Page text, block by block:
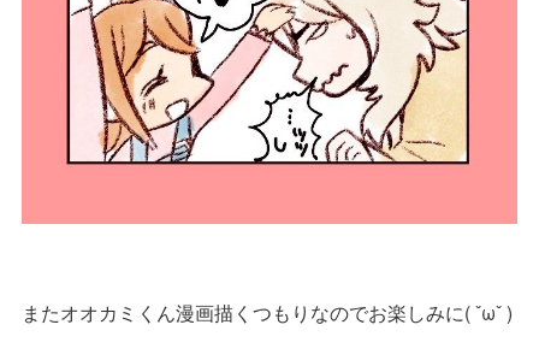
またオオカミくん漫画描くつもりなのでお楽しみに( ˇωˇ )